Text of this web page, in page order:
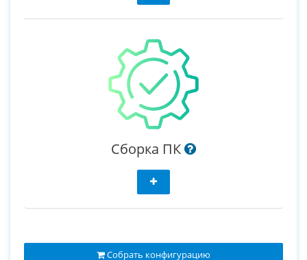
Сборка ПК
Собрать конфигурацию